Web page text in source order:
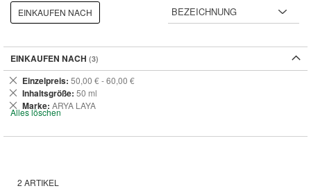
2 ARTIKEL
EINKAUFEN NACH
EINKAUFEN NACH
Einzelpreis 50,00 € - 60,00 €
Dies
entfernen
Inhaltsgröße 50 ml
Dies
entfernen
Marke ARYA LAYA
Dies
entfernen
Alles löschen